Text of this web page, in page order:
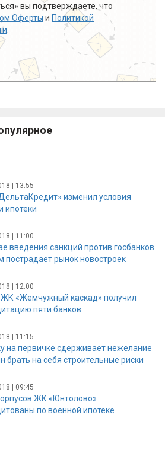
вы подтверждаете, что
Оферты и Политикой
| 13:55
изменил условия
ипотеки
| 11:00
введения санкций против госбанков
пострадает рынок новостроек
| 12:00
«Жемчужный каскад» получил
пяти банков
| 11:15
на первичке сдерживает нежелание
брать на себя строительные риски
| 09:45
ЖК «Юнтолово»
по военной ипотеке